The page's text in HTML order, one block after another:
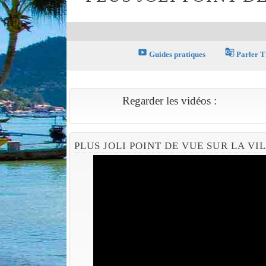
smart_display Guides pratiques g_translateParler
Regarder les vidéos :
PLUS JOLI POINT DE VUE SUR LA